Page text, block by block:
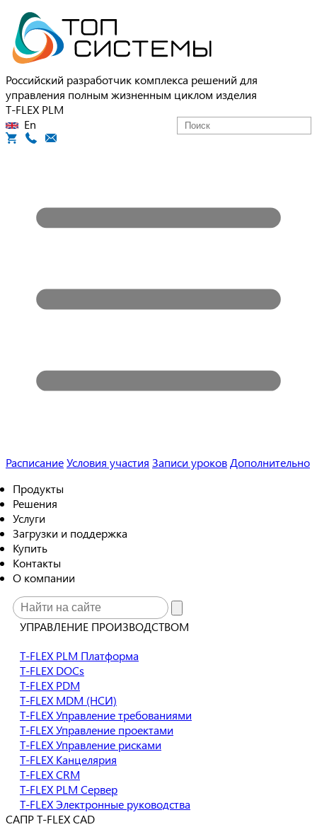
Российский разработчик комплекса решений для
управления полным жизненным циклом изделия
T-FLEX PLM
En
РасписаниеУсловия участия Записи уроков Дополнительно
Продукты
Решения
Услуги
Загрузки и поддержка
Купить
Контакты
О компании
УПРАВЛЕНИЕ ПРОИЗВОДСТВОМ
T-FLEX PLM Платформа
T-FLEX DOCs
T-FLEX PDM
T-FLEX MDM (НСИ)
T-FLEX Управление требованиями
T-FLEX Управление проектами
T-FLEX Управление рисками
T-FLEX Канцелярия
T-FLEX CRM
T-FLEX PLM Сервер
T-FLEX Электронные руководства
САПР T-FLEX CAD